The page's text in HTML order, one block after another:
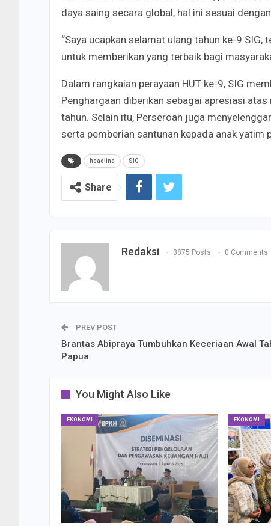
daya saing secara global, hal ini sesuai
“Saya ucapkan selamat ulang tahun ke-9
untuk memberikan yang terbaik bagi
Dalam rangkaian perayaan HUT ke-9, SIG
Penghargaan diberikan sebagai apresiasi
tahun. Selain itu, Perseroan juga
serta pemberian santunan kepada anak
headline SIG
Share
Redaksi 3875 Posts 0 Comments
PREV POST
Brantas Abipraya Tumbuhkan Keceriaan Awal
Papua
You Might Also Like
EKONOMI EKONOMI